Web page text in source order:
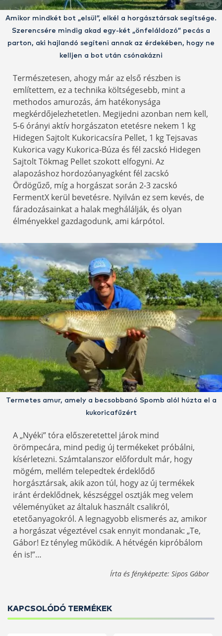
Amikor mindkét bot „elsül”, elkél a horgásztársak segítsége.
Szerencsére mindig akad egy-két „önfeláldozó” pecás a
parton, aki hajlandó segíteni annak az érdekében, hogy ne
kelljen a bot után csónakázni
Természetesen, ahogy már az első részben is
említettem, ez a technika költségesebb, mint a
methodos amurozás, ám hatékonysága
megkérdőjelezhetetlen. Megijedni azonban nem kell,
5-6 órányi aktív horgászaton etetésre nekem 1 kg
Hidegen Sajtolt Kukoricacsíra Pellet, 1 kg Tejsavas
Kukorica vagy Kukorica-Búza és fél zacskó Hidegen
Sajtolt Tökmag Pellet szokott elfogyni. Az
alapozáshoz hordozóanyagként fél zacskó
Ördögűző, míg a horgászat során 2-3 zacskó
FermentX kerül bevetésre. Nyilván ez sem kevés, de
fáradozásainkat a halak meghálálják, és olyan
élményekkel gazdagodunk, ami kárpótol.
Termetes amur, amely a becsobbanó Spomb alól húzta el a
kukoricafűzért
A „Nyéki” tóra előszeretettel járok mind
örömpecára, mind pedig új termékeket próbálni,
kísérletezni. Számtalanszor előfordult már, hogy
mögém, mellém telepedtek érdeklődő
horgásztársak, akik azon túl, hogy az új termékek
iránt érdeklődnek, készséggel osztják meg velem
véleményüket az általuk használt csalikról,
etetőanyagokról. A legnagyobb elismerés az, amikor
a horgászat végeztével csak ennyit mondanak: „Te,
Gábor! Ez tényleg működik. A hétvégén kipróbálom
én is!”…
Írta és fényképezte: Sipos Gábor
KAPCSOLÓDÓ TERMÉKEK